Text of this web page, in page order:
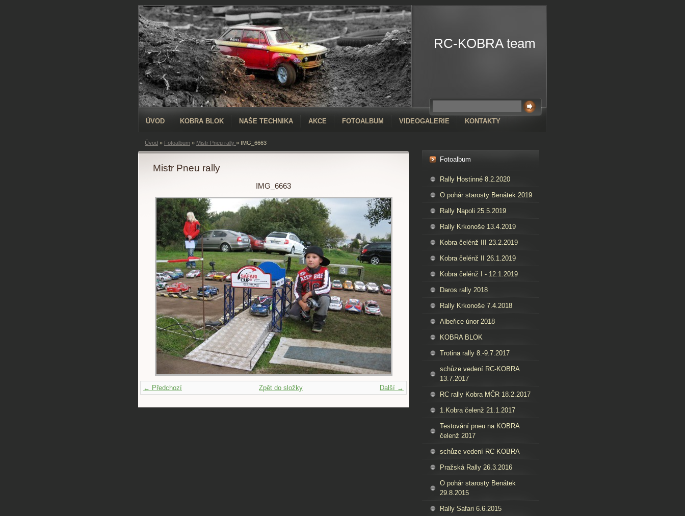
RC-KOBRA team
ÚVOD KOBRA BLOK NAŠE TECHNIKA AKCE FOTOALBUM VIDEOGALERIE KONTAKTY
Úvod » Fotoalbum » Mistr Pneu rally » IMG_6663
Mistr Pneu rally
IMG_6663
← Předchozí Další →
Zpět do složky
Fotoalbum
Rally Hostinné 8.2.2020
O pohár starosty Benátek 2019
Rally Napoli 25.5.2019
Rally Krkonoše 13.4.2019
Kobra čelénž III 23.2.2019
Kobra čelénž II 26.1.2019
Kobra čelénž I - 12.1.2019
Daros rally 2018
Rally Krkonoše 7.4.2018
Albeřice únor 2018
KOBRA BLOK
Trotina rally 8.-9.7.2017
schůze vedení RC-KOBRA
13.7.2017
RC rally Kobra MČR 18.2.2017
1.Kobra čelenž 21.1.2017
Testování pneu na KOBRA
čelenž 2017
schůze vedení RC-KOBRA
Pražská Rally 26.3.2016
O pohár starosty Benátek
29.8.2015
Rally Safari 6.6.2015